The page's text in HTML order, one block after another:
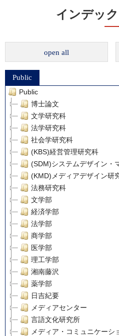
インデッ
open all
Public
Public
博士論文
文学研究科
法学研究科
社会学研究科
(KBS)経営管理研究科
(SDM)システムデザイン・
(KMD)メディアデザイン研
法務研究科
文学部
経済学部
法学部
商学部
医学部
理工学部
湘南藤沢
薬学部
日吉紀要
メディアセンター
言語文化研究所
メディア・コミュニケーシ